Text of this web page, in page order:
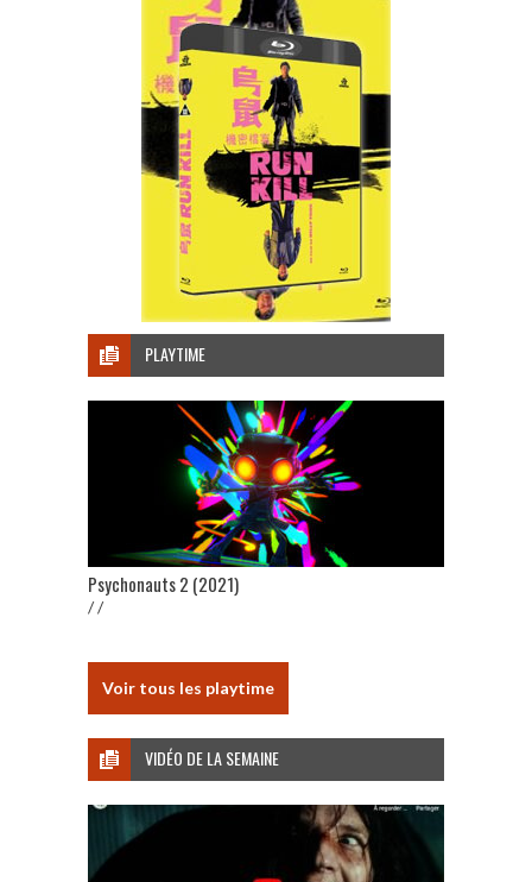
PLAYTIME
Psychonauts 2 (2021)
/ /
Voir tous les playtime
VIDÉO DE LA SEMAINE